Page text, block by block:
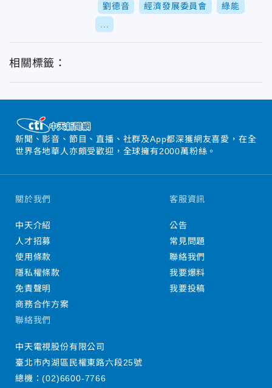
劉德音 經濟發展委員會 綠能
相關標籤：
新聞、影音、節目、直播、社群及App都深獲網友喜愛，在全
世界各地華人亦頗受歡迎，全球擁有2000萬粉絲。
關於我們
中天介紹
人才招募
使用條款
隱私權條款
免責聲明
商務合作方案
客服資訊
公告
常見問題
聯絡我們
我要爆料
我要投稿
聯絡我們
中天電視股份有限公司
臺北市內湖區民權東路六段25號
總機：(02)6600-7766